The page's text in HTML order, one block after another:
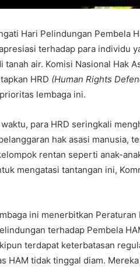
Hari Pelindungan Pembela
terhadap para individu
tanah air. Komisi Nasional Hak
HRD (Human Rights
lembaga ini.
para HRD seringkali
hak asasi manusia,
rentan seperti anak-
mengatasi tantangan ini,
ini menerbitkan
terhadap Pembela
terdapat keterbatasan
HAM tidak tinggal diam.